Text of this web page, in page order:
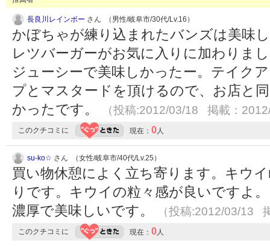
長良川レインボー さん （男性/岐阜市/30代/Lv.16）
かぼちゃが練り込まれたバンズは美味
レツバーガーがお気に入りに加わりま
ジューシーで美味しかったー。テイク
プとマスタードを頂けるので、お店と
かったです。
（投稿:2012/03/18 掲載：
このクチコミに 現在： 0人
su-ko☆ さん （女性/岐阜市/40代/Lv.25）
買い物休憩によく立ち寄ります。キウ
りです。キウイの粒々感が良いですよ
濃厚で美味しいです。
（投稿:2012/03/13
このクチコミに 現在： 0人